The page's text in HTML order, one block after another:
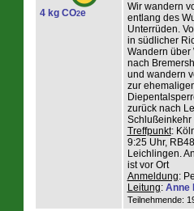
4 kg CO2e
Wir wandern
entlang des
Unterrüden.
in südlicher
Wandern über
nach
und wandern
zur
zurück nach
Schlußeinkehr
Treffpunkt:
9:25 Uhr,
Leichlingen.
ist vor Ort
Anmeldung:
Leitung: Anne
Teilnehmende: